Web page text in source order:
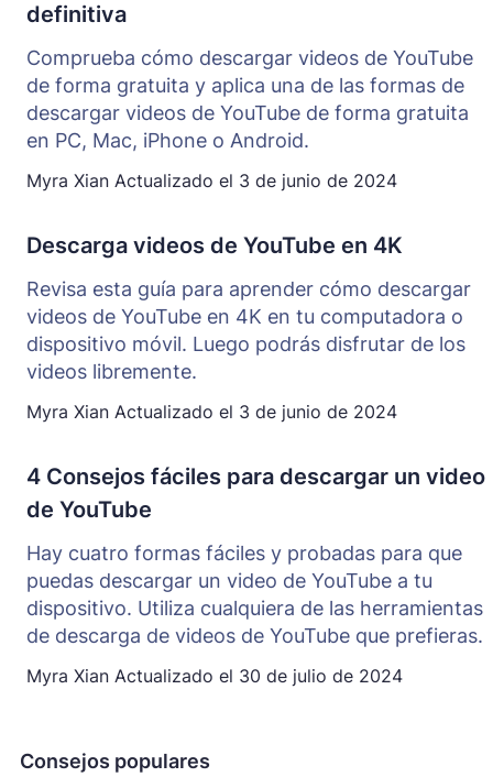
Consejos populares
definitiva
Comprueba cómo descargar videos de YouTube
de forma gratuita y aplica una de las formas de
descargar videos de YouTube de forma gratuita
en PC, Mac, iPhone o Android.
Myra Xian Actualizado el 3 de junio de 2024
Descarga videos de YouTube en 4K
Revisa esta guía para aprender cómo descargar
videos de YouTube en 4K en tu computadora o
dispositivo móvil. Luego podrás disfrutar de los
videos libremente.
Myra Xian Actualizado el 3 de junio de 2024
4 Consejos fáciles para descargar un video
de YouTube
Hay cuatro formas fáciles y probadas para que
puedas descargar un video de YouTube a tu
dispositivo. Utiliza cualquiera de las herramientas
de descarga de videos de YouTube que prefieras.
Myra Xian Actualizado el 30 de julio de 2024